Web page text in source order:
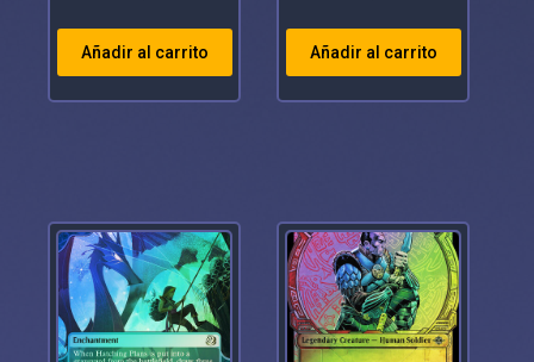
Añadir al carrito Añadir al carrito